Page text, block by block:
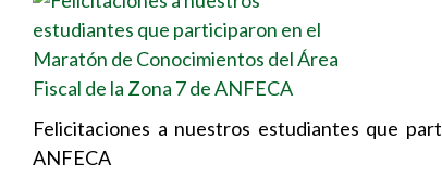
Felicitaciones a nuestros estudiantes que
ANFECA